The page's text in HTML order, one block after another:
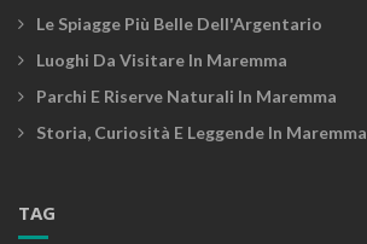
Le Spiagge Più Belle Dell'Argentario
Luoghi Da Visitare In Maremma
Parchi E Riserve Naturali In Maremma
Storia, Curiosità E Leggende In Maremma
TAG